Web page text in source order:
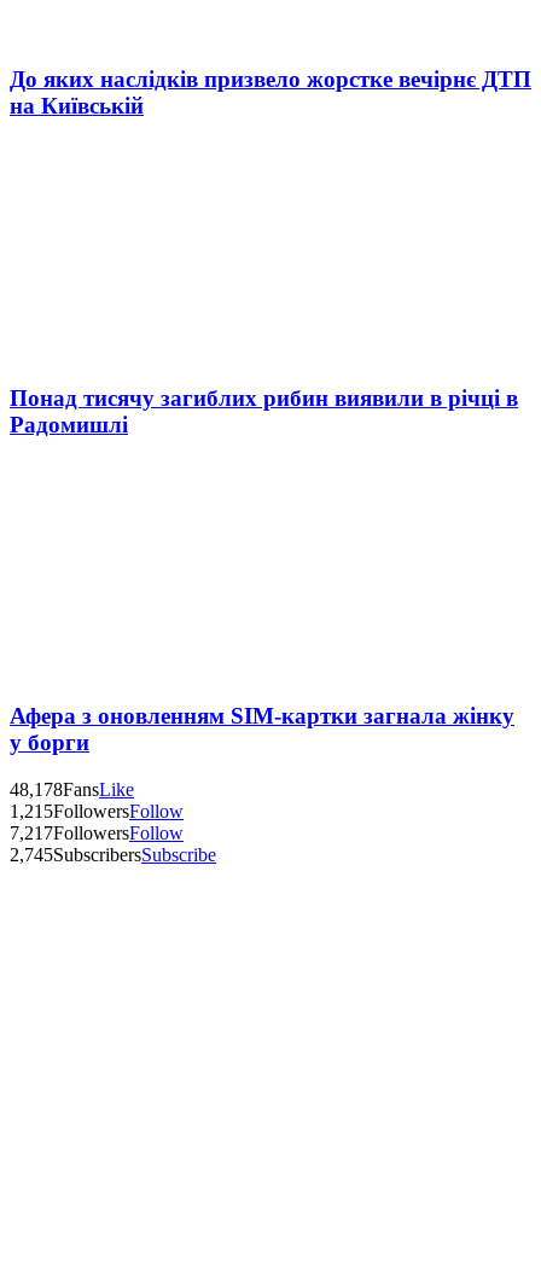
До яких наслідків призвело жорстке вечірнє ДТП
на Київській
Понад тисячу загиблих рибин виявили в річці в
Радомишлі
Афера з оновленням SIM-картки загнала жінку
у борги
48,178FansLike
1,215FollowersFollow
7,217FollowersFollow
2,745SubscribersSubscribe